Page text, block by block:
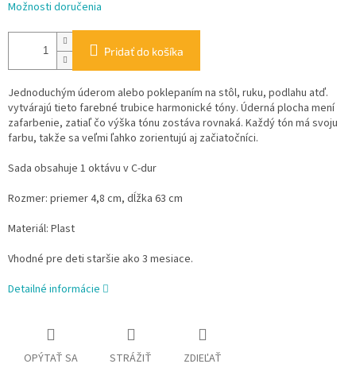
Možnosti doručenia
Pridať do košíka
Jednoduchým úderom alebo poklepaním na stôl, ruku, podlahu atď.
vytvárajú tieto farebné trubice harmonické tóny. Úderná plocha mení
zafarbenie, zatiaľ čo výška tónu zostáva rovnaká. Každý tón má svoju
farbu, takže sa veľmi ľahko zorientujú aj začiatočníci.
Sada obsahuje 1 oktávu v C-dur
Rozmer: priemer 4,8 cm, dĺžka 63 cm
Materiál: Plast
Vhodné pre deti staršie ako 3 mesiace.
Detailné informácie
OPÝTAŤ SA STRÁŽIŤ ZDIEĽAŤ